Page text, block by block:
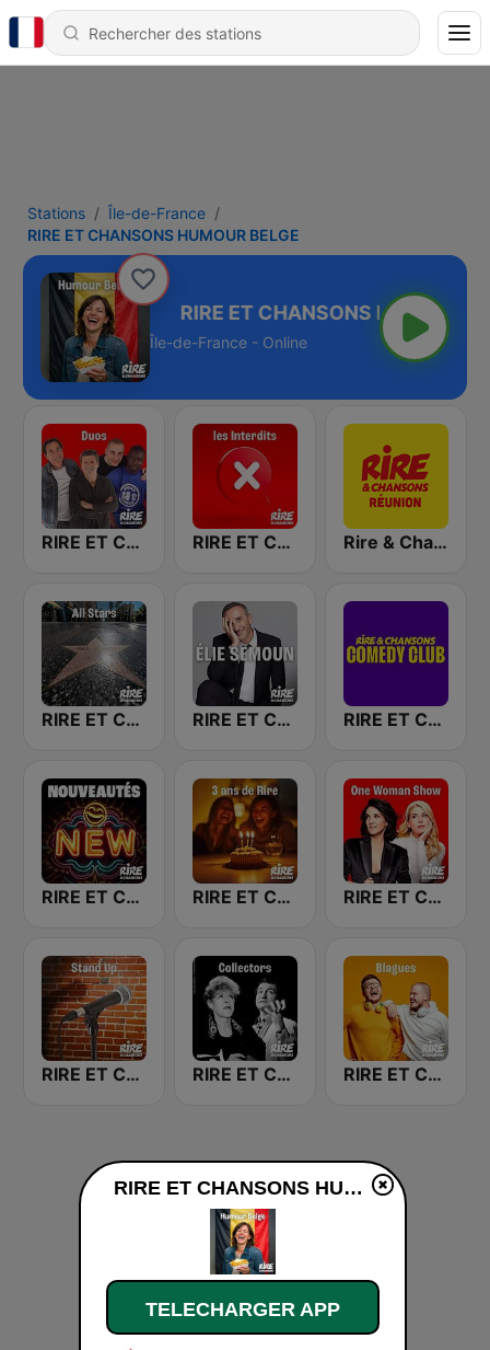
Stations
Île-de-France
RIRE ET CHANSONS HUMOUR BELGE
BELGE
Île-de-France - Online
RIRE ET CHANSONS DUOS RIRE ET CHANSONS LES INTERDITS Rire & Chansons Réunion
RIRE ET CHANSONS ALL STARS RIRE ET CHANSONS ELIE SEMOUN RIRE ET CHANSONS COMEDY CLUB
RIRE ET CHANSONS NOUVEAUTES RIRE ET CHANSONS 3 ANS DE RIRE RIRE ET CHANSONS ONE WOMAN SHOW
RIRE ET CHANSONS STAND UP RIRE ET CHANSONS COLLECTORS RIRE ET CHANSONS BLAGUES
RIRE ET CHANSONS HUMOUR BELGE en ligne
TELECHARGER APP